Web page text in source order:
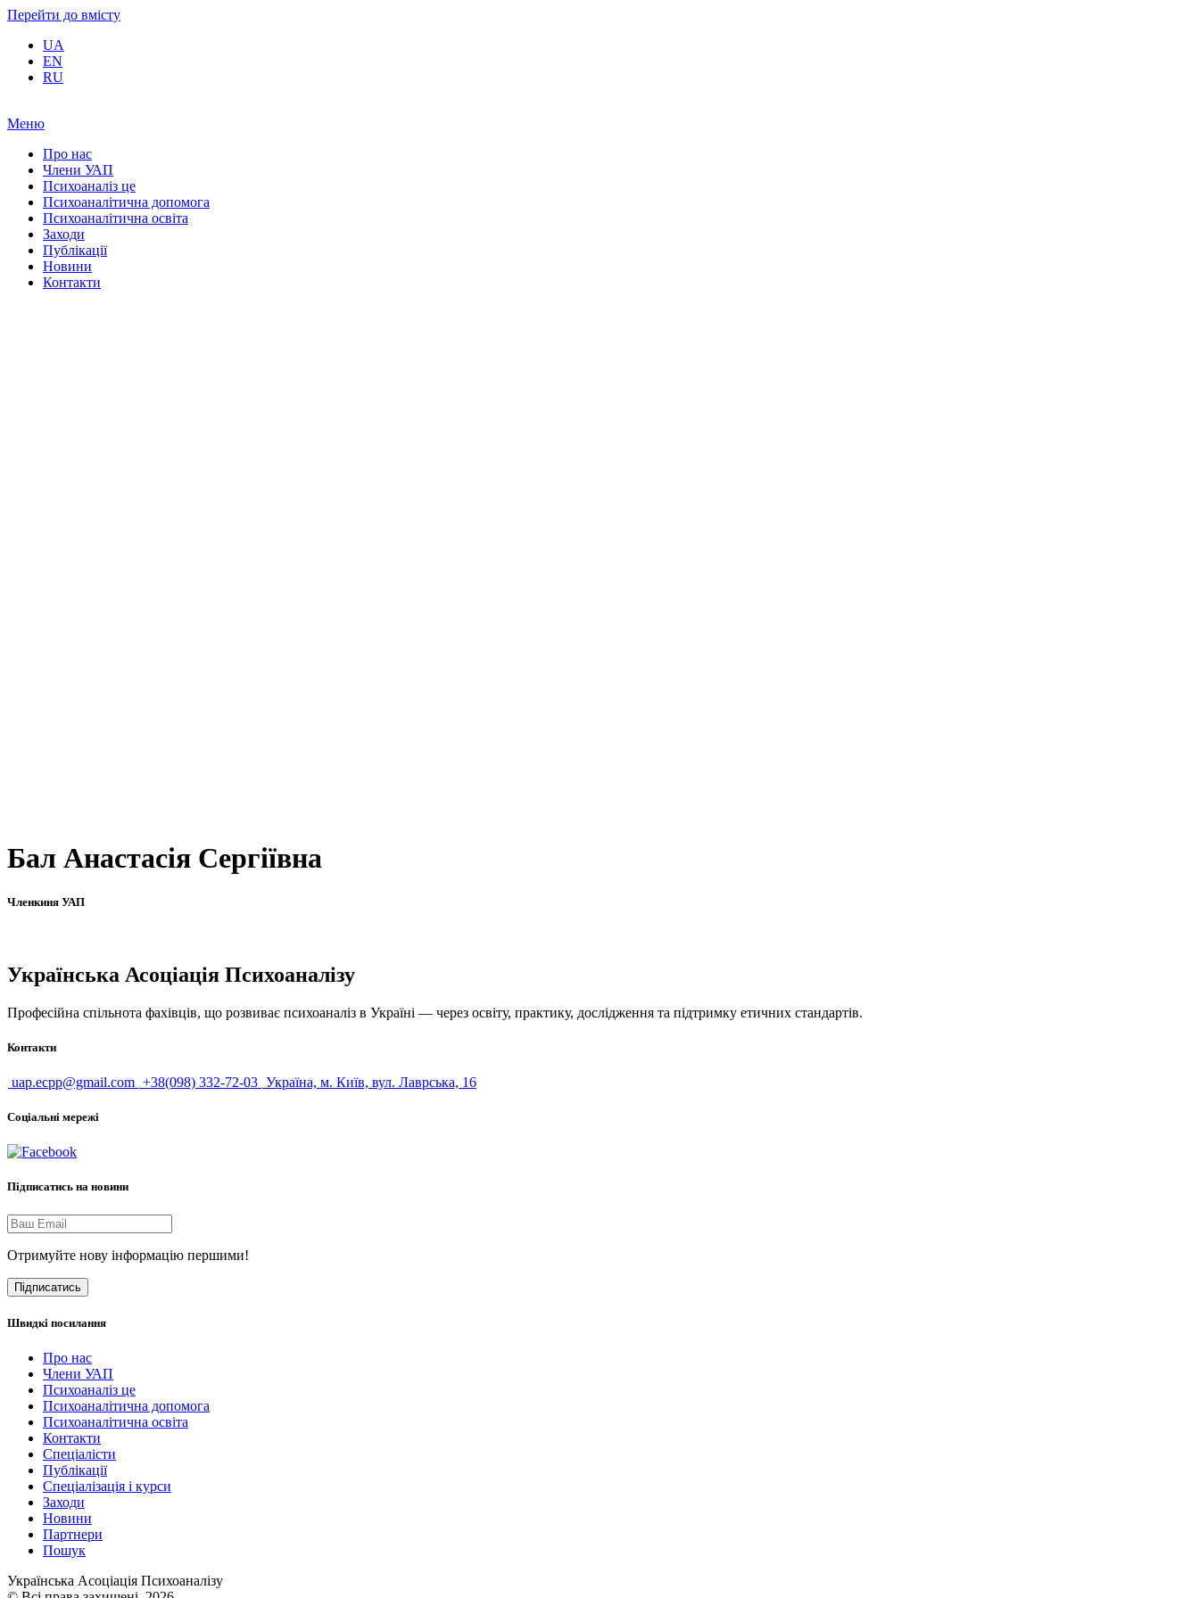
Перейти до вмісту
UA
EN
RU
Меню
Про нас
Члени УАП
Психоаналіз це
Психоаналітична допомога
Психоаналітична освіта
Заходи
Публікації
Новини
Контакти
Бал Анастасія Сергіївна
Членкиня УАП
Українська Асоціація Психоаналізу
Професійна спільнота фахівців, що розвиває психоаналіз в Україні — через освіту, практику, дослідження та підтримку етичних стандартів.
Контакти
uap.ecpp@gmail.com +38(098) 332-72-03 Україна, м. Київ, вул. Лаврська, 16
Соціальні мережі
Підписатись на новини
Отримуйте нову інформацію першими!
Підписатись
Швидкі посилання
Про нас
Члени УАП
Психоаналіз це
Психоаналітична допомога
Психоаналітична освіта
Контакти
Спеціалісти
Публікації
Cпеціалізація і курси
Заходи
Новини
Партнери
Пошук
Українська Асоціація Психоаналізу